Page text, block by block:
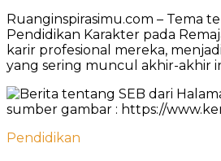
Ruanginspirasimu.com – Tema
Pendidikan Karakter pada
karir profesional mereka,
yang sering muncul akhir-akhir
Pendidikan